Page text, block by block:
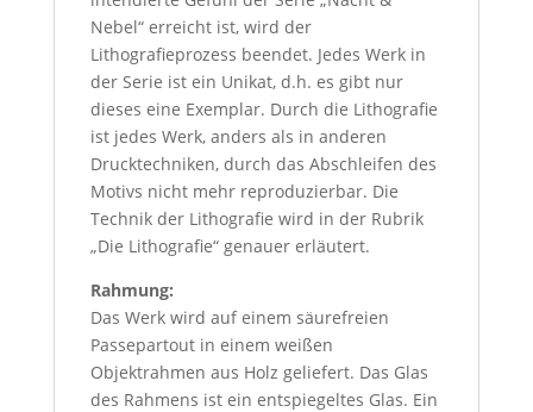
Nebel“ erreicht ist, wird der
Lithografieprozess beendet. Jedes Werk in
der Serie ist ein Unikat, d.h. es gibt nur
dieses eine Exemplar. Durch die Lithografie
ist jedes Werk, anders als in anderen
Drucktechniken, durch das Abschleifen des
Motivs nicht mehr reproduzierbar. Die
Technik der Lithografie wird in der Rubrik
„Die Lithografie“ genauer erläutert.
Rahmung:
Das Werk wird auf einem säurefreien
Passepartout in einem weißen
Objektrahmen aus Holz geliefert. Das Glas
des Rahmens ist ein entspiegeltes Glas. Ein